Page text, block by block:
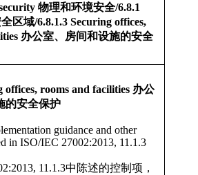
物理和环境安全/6.8.1
区域/6.8.1.3 Securing offices,
办公室、房间和设施的安全
offices, rooms and facilities 办公
的安全保护
guidance and other
in ISO/IEC 27002:2013, 11.1.3
11.1.3中陈述的控制项，